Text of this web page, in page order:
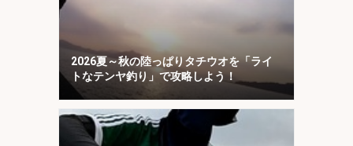
2026夏～秋の陸っぱりタチウオを「ライ
トなテンヤ釣り」で攻略しよう！